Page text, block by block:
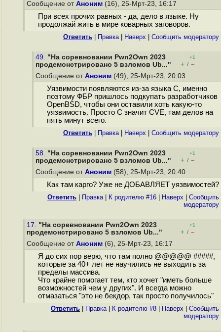
Сообщение от Аноним (16), 25-Мрт-23, 16:17
При всех прочих равных - да, дело в языке. Ну
продолжай жить в мире коварных заговоров.
Ответить Правка| Наверх Cообщить модератору
49. "На соревновании Pwn2Own 2023
продемонстрировано 5 взломов Ub..."
+1
+ / –
Сообщение от Аноним (49), 25-Мрт-23, 20:03
Уязвимости появляются из-за языка C, именно
поэтому ФБР пришлось подкупать разработчиков
OpenBSD, чтобы они оставили хоть какую-то
уязвимость. Просто C значит CVE, там делов на
пять минут всего.
Ответить Правка| Наверх Cообщить модератору
58. "На соревновании Pwn2Own 2023
продемонстрировано 5 взломов Ub..."
+1
+ / –
Сообщение от Аноним (58), 25-Мрт-23, 20:40
Как там карго? Уже не ДОБАВЛЯЕТ уязвимостей?
Ответить Правка| К родителю #16 Наверх
Cообщить
модератору
17. "На соревновании Pwn2Own 2023
продемонстрировано 5 взломов Ub..."
+1
+ / –
Сообщение от Аноним (6), 25-Мрт-23, 16:17
Я до сих пор верю, что там полно @@@@@ #####,
которые за 40+ лет не научились не выходить за
пределы массива.
Что крайне помогает тем, кто хочет "иметь больше
возможностей чем у других". И всегда можно
отмазаться "это не бекдор, так просто получилось"
Ответить Правка| К родителю #8 Наверх
Cообщить
модератору